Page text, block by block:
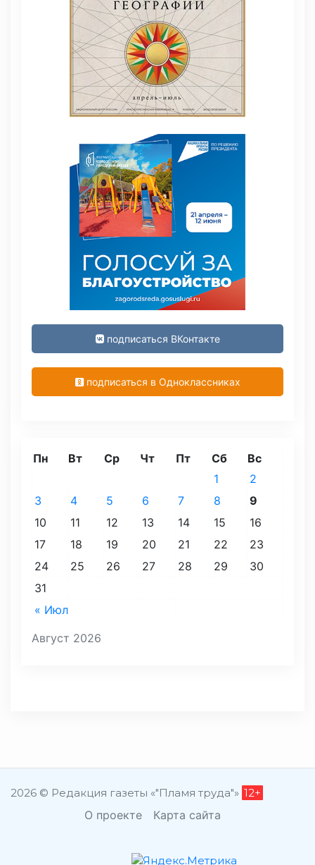
подписаться ВКонтакте
подписаться в Одноклассниках
Август 2026
Пн Вт Ср Чт Пт Сб Вс
« Июл
1
2
3
4 5 6 7 8
9
10
11 12 13 14 15
16
17
18 19 20 21 22
23
24
25 26 27 28 29
30
31
2026 © Редакция газеты «"Пламя труда"» 12+
О проекте Карта сайта